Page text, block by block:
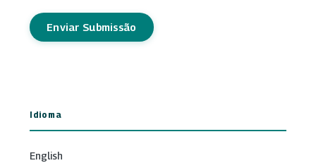
Enviar Submissão
Idioma
English